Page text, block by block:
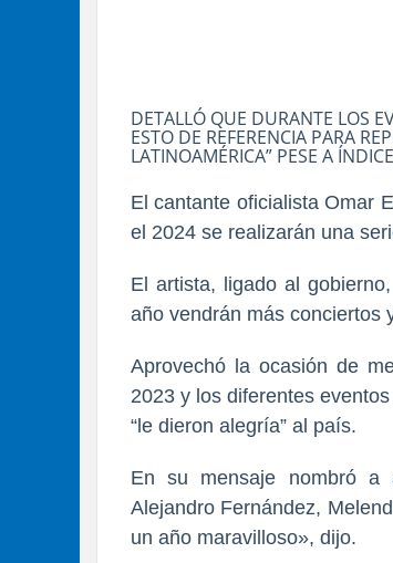
DETALLÓ QUE DURANTE LOS
ESTO DE REFERENCIA PARA
LATINOAMÉRICA” PESE A
El cantante oficialista Omar
el 2024 se realizarán una
El artista, ligado al
año vendrán más conciertos
Aprovechó la ocasión de
2023 y los diferentes
“le dieron alegría” al país.
En su mensaje nombró a
Alejandro Fernández,
un año maravilloso», dijo.